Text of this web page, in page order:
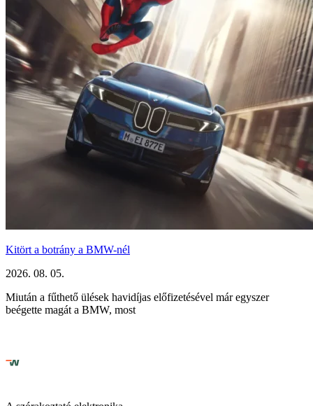
Kitört a botrány a BMW-nél
2026. 08. 05.
Miután a fűthető ülések havidíjas előfizetésével már egyszer
beégette magát a BMW, most